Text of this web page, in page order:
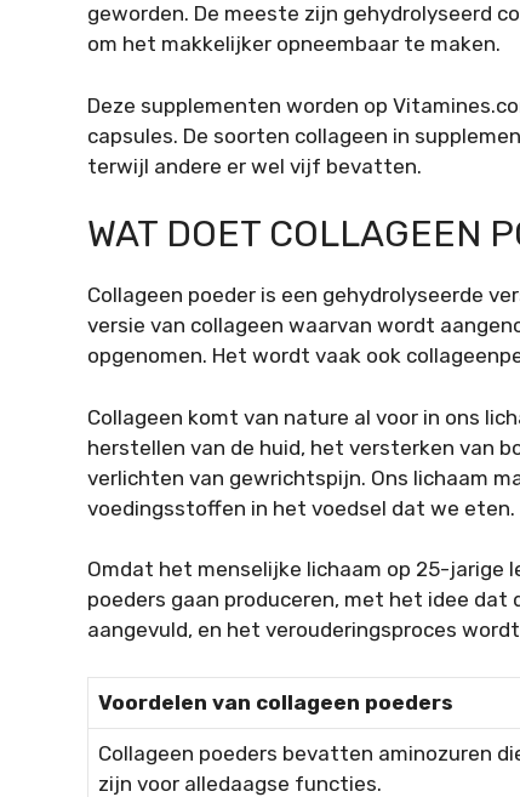
geworden. De meeste zijn gehydrolyseerd
om het makkelijker opneembaar te maken.
Deze supplementen worden op
capsules. De soorten collageen in
terwijl andere er wel vijf bevatten.
WAT DOET COLLAGEEN
Collageen poeder is een gehydrolyseerde
versie van collageen waarvan wordt
opgenomen. Het wordt vaak ook
Collageen komt van nature al voor in ons
herstellen van de huid, het versterken van
verlichten van gewrichtspijn. Ons lichaam
voedingsstoffen in het voedsel dat we eten.
Omdat het menselijke lichaam op 25-jarige
poeders gaan produceren, met het idee
aangevuld, en het verouderingsproces
Voordelen van collageen poeders
Collageen poeders bevatten aminozuren
zijn voor alledaagse functies.